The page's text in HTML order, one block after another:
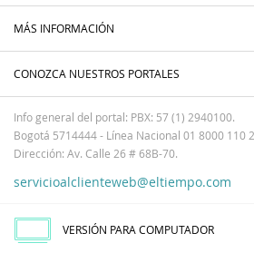
MÁS INFORMACIÓN
CONOZCA NUESTROS PORTALES
Info general del portal: PBX: 57 (1) 2940100.
Bogotá 5714444 - Línea Nacional 01 8000 110
Dirección: Av. Calle 26 # 68B-70.
servicioalclienteweb@eltiempo.com
VERSIÓN PARA COMPUTADOR